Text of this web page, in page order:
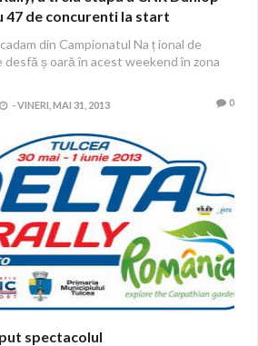
47 de concurenti la start
din Campionatul Na ț ional de
desfă ș oară în acest weekend în zona
-VINERI, MAI 31, 2013 0
spectacolul